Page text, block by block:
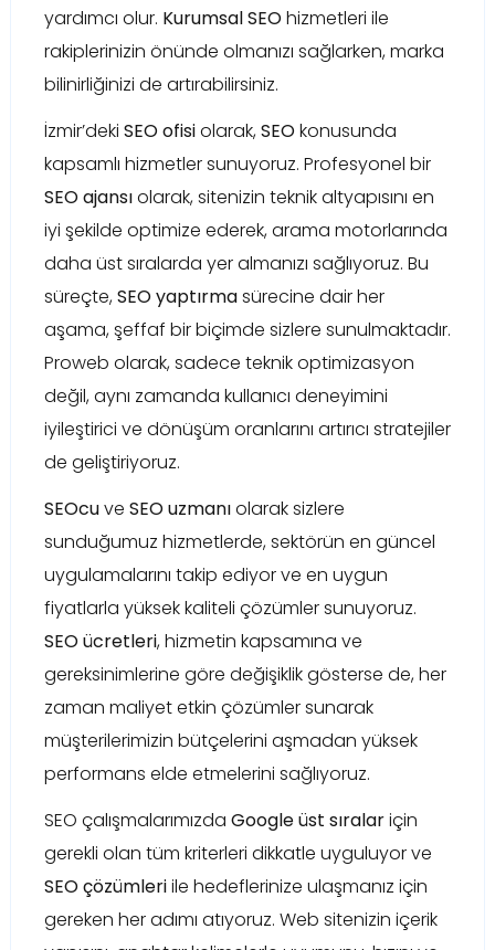
yardımcı olur. Kurumsal SEOhizmetleri ile
rakiplerinizin önünde olmanızı sağlarken, marka
bilinirliğinizi de artırabilirsiniz.
İzmir’deki SEO ofisiolarak,SEOkonusunda
kapsamlı hizmetler sunuyoruz. Profesyonel bir
SEO ajansıolarak, sitenizin teknik altyapısını en
iyi şekilde optimize ederek, arama motorlarında
daha üst sıralarda yer almanızı sağlıyoruz. Bu
süreçte,SEO yaptırmasürecine dair her
aşama, şeffaf bir biçimde sizlere sunulmaktadır.
Proweb olarak, sadece teknik optimizasyon
değil, aynı zamanda kullanıcı deneyimini
iyileştirici ve dönüşüm oranlarını artırıcı stratejiler
de geliştiriyoruz.
SEOcuve SEO uzmanıolarak sizlere
sunduğumuz hizmetlerde, sektörün en güncel
uygulamalarını takip ediyor ve en uygun
fiyatlarla yüksek kaliteli çözümler sunuyoruz.
SEO ücretleri, hizmetin kapsamına ve
gereksinimlerine göre değişiklik gösterse de, her
zaman maliyet etkin çözümler sunarak
müşterilerimizin bütçelerini aşmadan yüksek
performans elde etmelerini sağlıyoruz.
SEO çalışmalarımızda Google üst sıralariçin
gerekli olan tüm kriterleri dikkatle uyguluyor ve
SEO çözümleriile hedeflerinize ulaşmanız için
gereken her adımı atıyoruz. Web sitenizin içerik